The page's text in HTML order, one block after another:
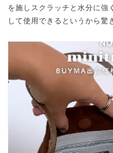
を施しスクラッチと水分に強
して使用できるというから驚